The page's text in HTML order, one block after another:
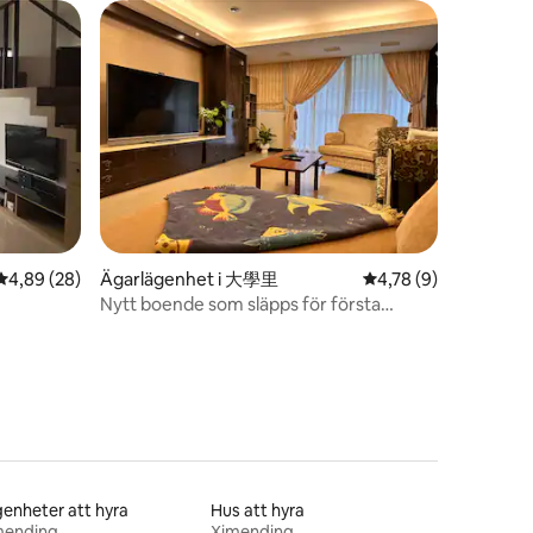
av 5 i genomsnittligt betyg, 28 omdömen
4,89 (28)
Ägarlägenhet i 大學里 4,78 av 5 i
4,78 (9)
Nytt boende som släpps för första
att hyra
Hus att hyra